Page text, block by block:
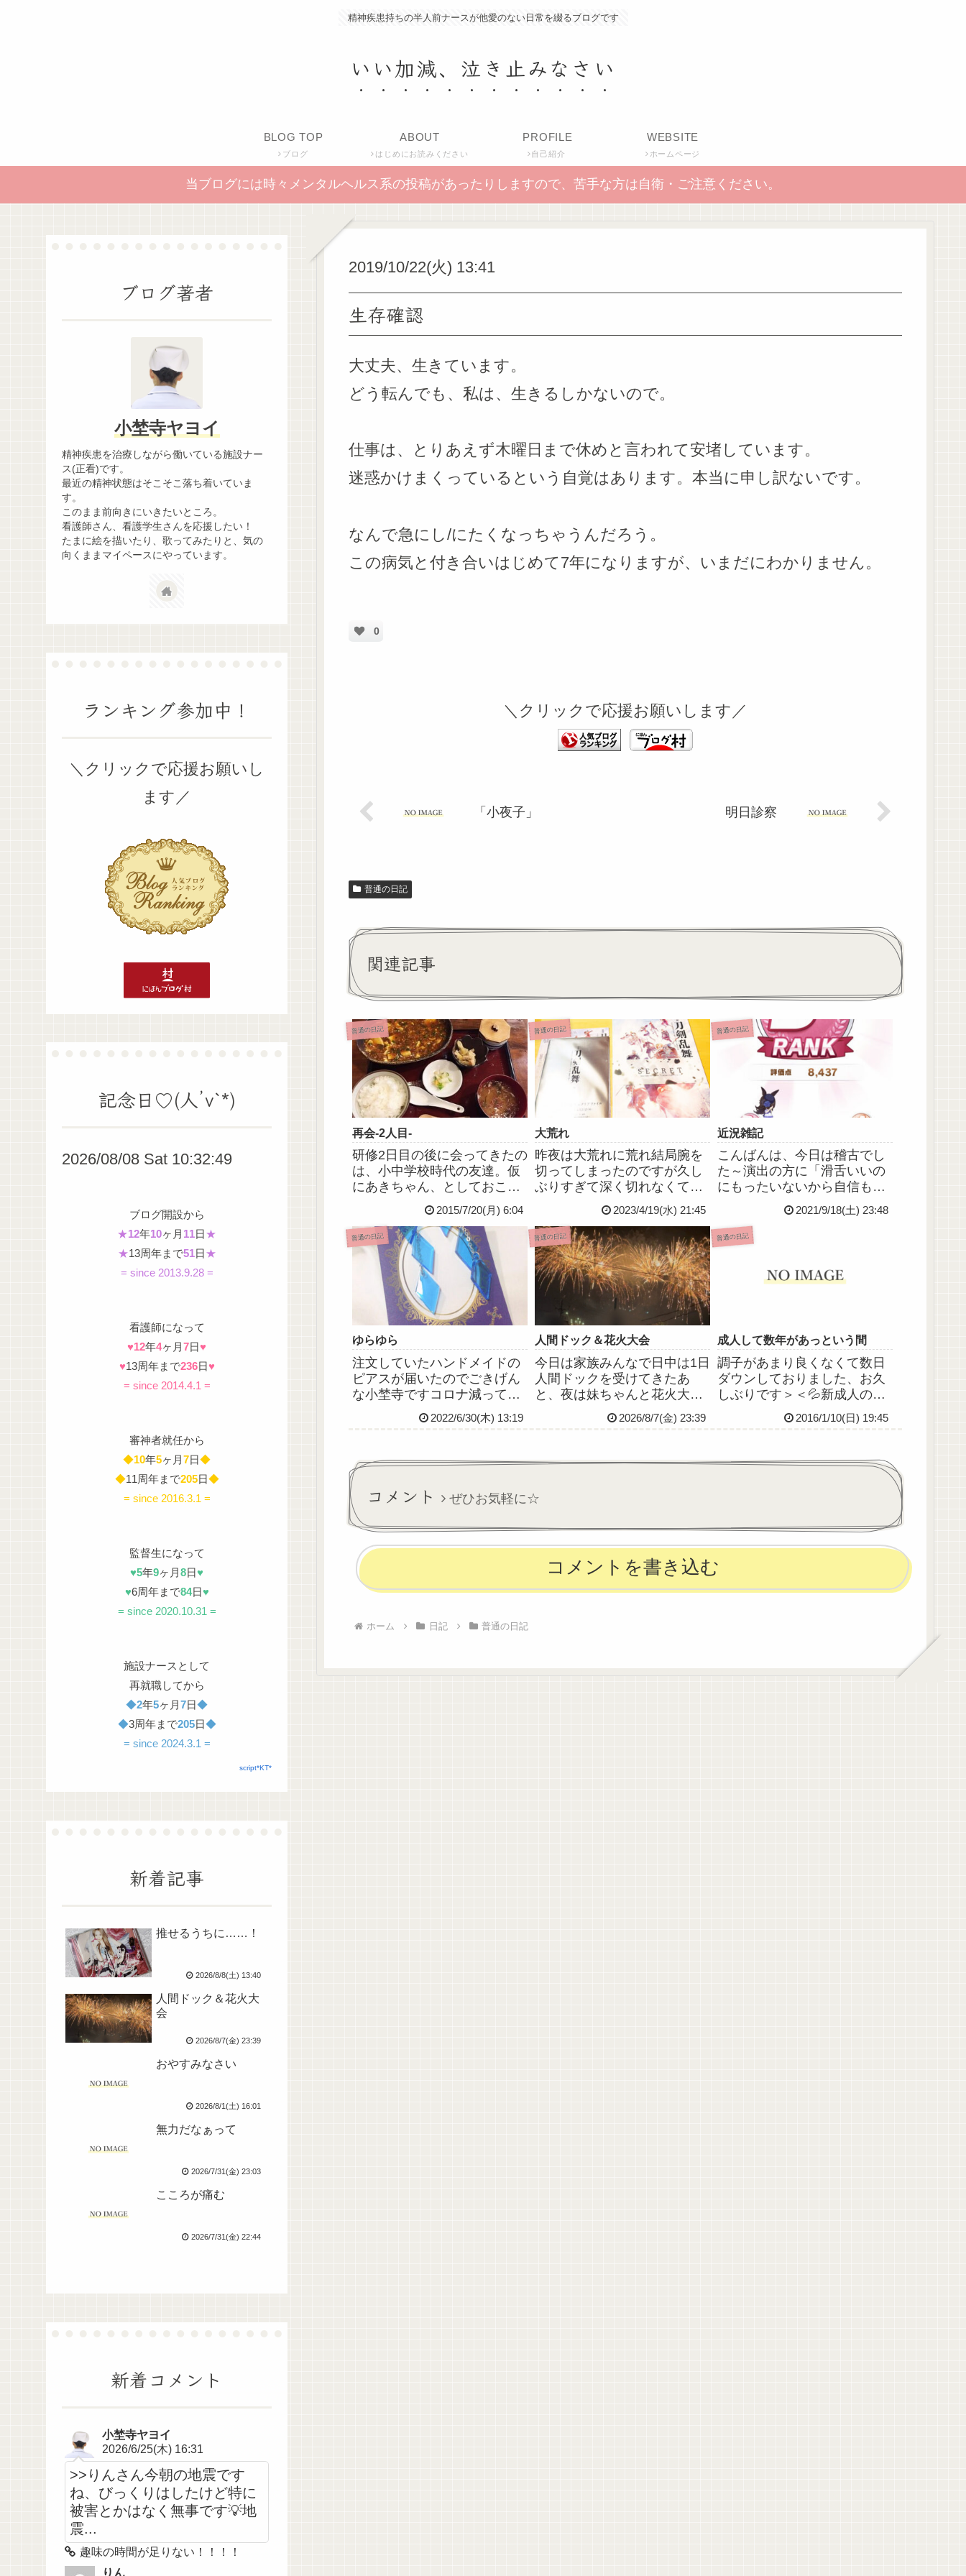
精神疾患持ちの半人前ナースが他愛のない日常を綴るブログです
いい加減、泣き止みなさい
BLOG TOP
ブログ
ABOUT
はじめにお読みください
PROFILE
自己紹介
WEBSITE
ホームページ
当ブログには時々メンタルヘルス系の投稿があったりしますので、苦手な方は自衛・ご注意ください。
2019/10/22(火) 13:41
生存確認
大丈夫、生きています。
どう転んでも、私は、生きるしかないので。
仕事は、とりあえず木曜日まで休めと言われて安堵しています。
迷惑かけまくっているという自覚はあります。本当に申し訳ないです。
なんで急にし/にたくなっちゃうんだろう。
この病気と付き合いはじめて7年になりますが、いまだにわかりません。
0
＼クリックで応援お願いします／
「小夜子」 明日診察
普通の日記
関連記事
普通の日記
再会‐2人目‐
研修2日目の後に会ってきたの
は、小中学校時代の友達。仮
にあきちゃん、としておこ
う。あきちゃんは昨年結婚し
た新婚さん(・ω・)会うのは本
っっ当に久しぶり。待ち合わ
せ場所で数年ぶりに再会した
彼女はすっかり変わってい
た！身長伸びてるーー
ー！！！！...
2015/7/20(月) 6:04
普通の日記
大荒れ
昨夜は大荒れに荒れ結局腕を
切ってしまったのですが久し
ぶりすぎて深く切れなくてそ
れがまた悲しくてめそめそ真
夜中に死にたくなってコンビ
ニで硫化水素の洗剤買えるか
なとか市内に自殺名所あるか
調べたり車でどっか遠くまで
行こうかとか考えたりしたけ
ど一度...
2023/4/19(水) 21:45
普通の日記
近況雑記
こんばんは、今日は稽古でし
た～演出の方に「滑舌いいの
にもったいないから自信もっ
て声もっと大きく」って言わ
れ、けっこう自分では大きめ
の声出してたつもりだったの
で、もっと発声頑張ろと思っ
て帰宅後ぐぐってみたらやっ
ぱり腹式呼吸なのね(・д・
2021/9/18(土) 23:48
普通の日記
ゆらゆら
注文していたハンドメイドの
ピアスが届いたのでごきげん
な小埜寺ですコロナ減ってき
たから映画とか観に行きたい
2022/6/30(木) 13:19
普通の日記
人間ドック＆花火大会
今日は家族みんなで日中は1日
人間ドックを受けてきたあ
と、夜は妹ちゃんと花火大会
を見に行ってきました🎇人間
ドック、わたしは今回で3回
がって...
2026/8/7(金) 23:39
普通の日記
成人して数年があっという間
調子があまり良くなくて数日
ダウンしておりました、お久
しぶりです＞＜💦新成人の皆
さんは今日か明日が成人式か
な。おめでとうございます。
す、ええ。時間ってほんとあ
っという間な…。私は明日も
2016/1/10(日) 19:45
コメント ぜひお気軽に☆
コメントを書き込む
ホーム 日記 普通の日記
ブログ著者
小埜寺ヤヨイ
精神疾患を治療しながら働いている施設ナー
ス(正看)です。
最近の精神状態はそこそこ落ち着いていま
す。
このまま前向きにいきたいところ。
看護師さん、看護学生さんを応援したい！
たまに絵を描いたり、歌ってみたりと、気の
向くままマイペースにやっています。
ランキング参加中！
＼クリックで応援お願いし
ます／
記念日♡(人’v`*)
2026/08/08 Sat 10:32:50
ブログ開設から
★12年10ヶ月 11日★
★13周年まで51日★
= since 2013.9.28 =
看護師になって
♥12年4ヶ月7日♥
♥13周年まで236日♥
= since 2014.4.1 =
審神者就任から
◆10年5ヶ月7日◆
◆11周年まで205日◆
= since 2016.3.1 =
監督生になって
♥5年9ヶ月8日♥
♥6周年まで84日♥
= since 2020.10.31 =
施設ナースとして
再就職してから
◆2年5ヶ月7日◆
◆3周年まで205日◆
= since 2024.3.1 =
script*KT*
新着記事
推せるうちに……！
2026/8/8(土) 13:40
人間ドック＆花火大
会
2026/8/7(金) 23:39
おやすみなさい
2026/8/1(土) 16:01
無力だなぁって
2026/7/31(金) 23:03
こころが痛む
2026/7/31(金) 22:44
新着コメント
小埜寺ヤヨイ
2026/6/25(木) 16:31
>>りんさん今朝の地震です
ね、びっくりはしたけど特に
被害とかはなく無事です💡地
震...
趣味の時間が足りない！！！！
りん